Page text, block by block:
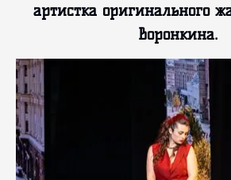
артистка оригинального
Воронкина.